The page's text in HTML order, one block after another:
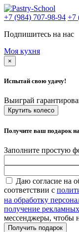
+7 (984) 707-98-94 +7
Подпишитесь на нас
Моя кухня
×
Испытай свою удачу!
Выиграй
Крутить колесо
Получите ваш подарок
Заполните простую
Даю согласие на
соответствии с
на обработку
получение
мессенджеры, чтобы
Получить подарок